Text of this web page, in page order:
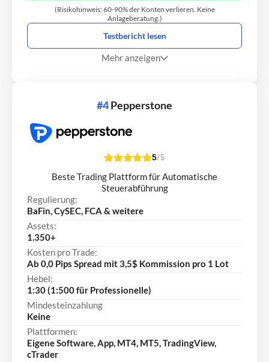
(Risikohinweis: 60-90% der Konten verlieren. Keine
Anlageberatung.)
Testbericht lesen
Mehr anzeigen
#4Pepperstone
5/5
Beste Trading Plattform für Automatische
Steuerabführung
Regulierung:
BaFin, CySEC, FCA & weitere
Assets:
1.350+
Kosten pro Trade:
Ab 0,0 Pips Spread mit 3,5$ Kommission pro 1 Lot
Hebel:
1:30 (1:500 für Professionelle)
Mindesteinzahlung
Keine
Plattformen:
Eigene Software, App, MT4, MT5, TradingView,
cTrader